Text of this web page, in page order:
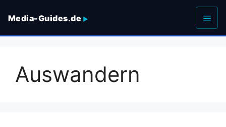
Inhalt
Media-Guides.de
Menü
Auswandern